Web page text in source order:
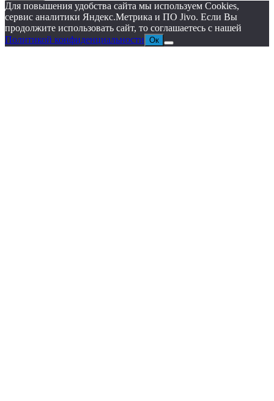
Для повышения удобства сайта мы используем Cookies,
сервис аналитики Яндекс.Метрика и ПО Jivo. Если Вы
продолжите использовать сайт, то соглашаетесь с нашей
Политикой конфиденциальности Ок